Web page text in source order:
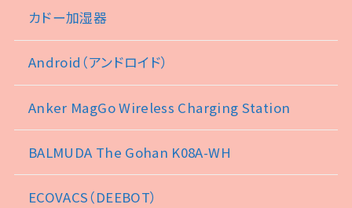
カドー加湿器
Android（アンドロイド）
Anker MagGo Wireless Charging Station
BALMUDA The Gohan K08A-WH
ECOVACS（DEEBOT）